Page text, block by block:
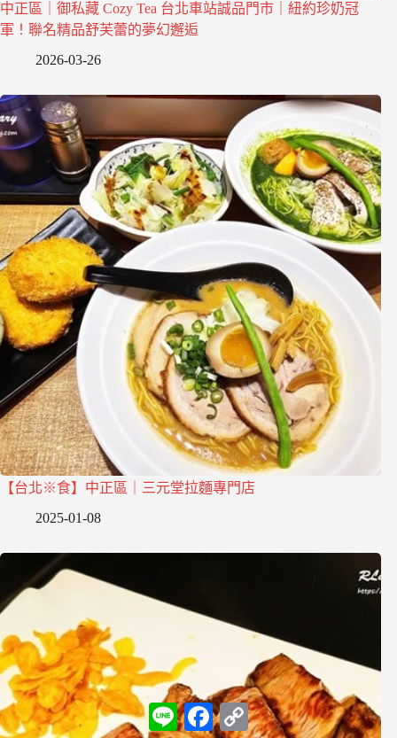
中正區｜御私藏 Cozy Tea 台北車站誠品門市｜紐約珍奶冠
軍！聯名精品舒芙蕾的夢幻邂逅
2026-03-26
【台北※食】中正區｜三元堂拉麵專門店
2025-01-08
L
i
F
a
C
o